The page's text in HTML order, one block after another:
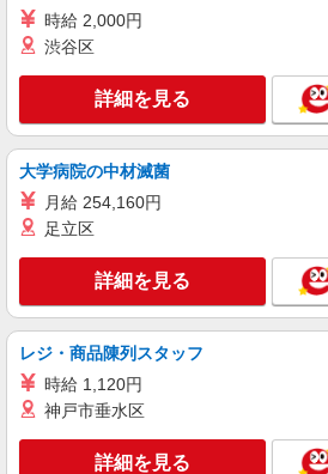
時給 2,000円
渋谷区
詳細を見る
大学病院の中材滅菌
月給 254,160円
足立区
詳細を見る
レジ・商品陳列スタッフ
時給 1,120円
神戸市垂水区
詳細を見る